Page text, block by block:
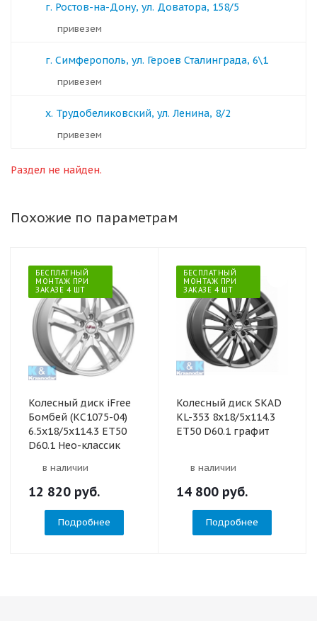
г. Ростов-на-Дону, ул. Доватора, 158/5
Привезем
г. Симферополь, ул. Героев Сталинграда, 6\1
Привезем
х. Трудобеликовский, ул. Ленина, 8/2
Привезем
Раздел не найден.
Похожие по параметрам
БЕСПЛАТНЫЙ
МОНТАЖ ПРИ
ЗАКАЗЕ 4 ШТ
Колесный диск iFree
Бомбей (КС1075-04)
6.5x18/5x114.3 ET50
D60.1 Нео-классик
в наличии
12 820 руб.
Подробнее
БЕСПЛАТНЫЙ
МОНТАЖ ПРИ
ЗАКАЗЕ 4 ШТ
Колесный диск SKAD
KL-353 8x18/5x114.3
ET50 D60.1 графит
в наличии
14 800 руб.
Подробнее